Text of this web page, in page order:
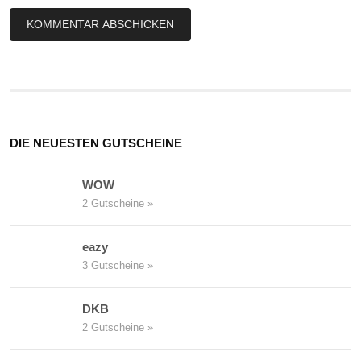
DIE NEUESTEN GUTSCHEINE
WOW
2 Gutscheine »
eazy
3 Gutscheine »
DKB
2 Gutscheine »